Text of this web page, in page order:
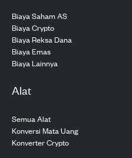
Biaya Saham AS
Biaya Crypto
Biaya Reksa Dana
Biaya Emas
Biaya Lainnya
Alat
Semua Alat
Konversi Mata Uang
Konverter Crypto